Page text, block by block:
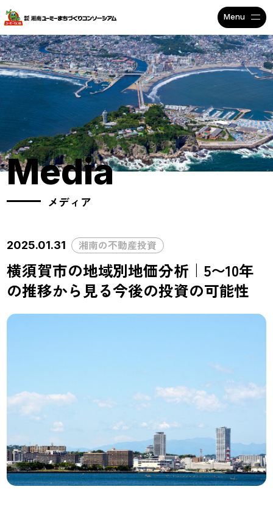
不動産投資で安定収入な
Media
メディア
2025.01.31 湘南の不動産投資
横須賀市の地域別地価分析｜5〜10年
の推移から見る今後の投資の可能性